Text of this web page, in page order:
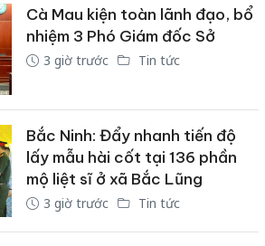
Cà Mau kiện toàn lãnh đạo, bổ
nhiệm 3 Phó Giám đốc Sở
3 giờ trước Tin tức
Bắc Ninh: Đẩy nhanh tiến độ
lấy mẫu hài cốt tại 136 phần
mộ liệt sĩ ở xã Bắc Lũng
3 giờ trước Tin tức